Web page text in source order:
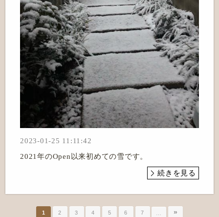
2023-01-25 11:11:42
2021年のOpen以来初めての雪です。
続きを見る
1 2 3 4 5 6 7 »